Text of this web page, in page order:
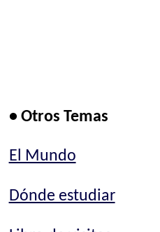
• Otros Temas
El Mundo
Dónde estudiar